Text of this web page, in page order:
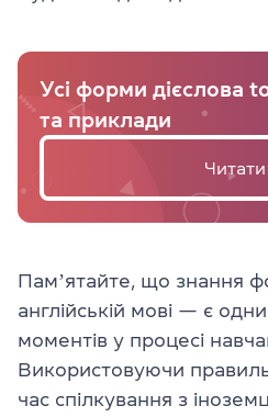
Усі форми дієслова
та приклади
Читати
Памʼятайте, що знання
англійській мові — є
моментів у процесі
Використовуючи
час спілкування з